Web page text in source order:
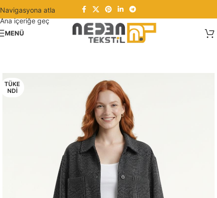
Navigasyona atla
Ana içeriğe geç
MENÜ
TÜKE
NDI